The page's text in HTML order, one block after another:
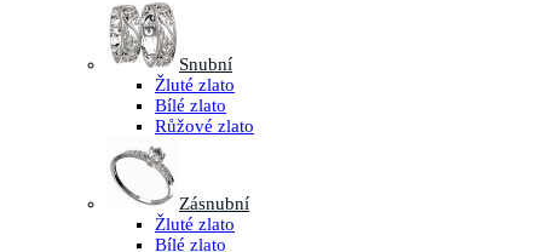
Snubní
Žluté zlato
Bílé zlato
Růžové zlato
Zásnubní
Žluté zlato
Bílé zlato